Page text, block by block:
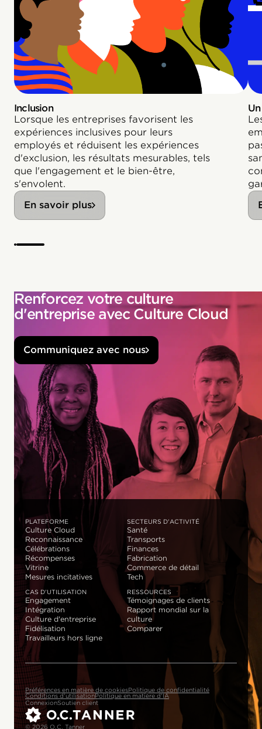
Inclusion
Lorsque les entreprises favorisent les
expériences inclusives pour leurs
employés et réduisent les expériences
d'exclusion, les résultats mesurables, tels
que l'engagement et le bien-être,
s'envolent.
En savoir plus
Renforcez votre culture
d'entreprise avec Culture Cloud
Communiquez avec nous
PLATEFORME
Culture Cloud
Reconnaissance
Célébrations
Récompenses
Vitrine
Mesures incitatives
SECTEURS D'ACTIVITÉ
Santé
Transports
Finances
Fabrication
Commerce de détail
Tech
CAS D'UTILISATION
Engagement
Intégration
Culture d'entreprise
Fidélisation
Travailleurs hors ligne
RESSOURCES
Témoignages de clients
Rapport mondial sur la
culture
Comparer
Préférences en matière de cookiesPolitique de confidentialité
Conditions d'utilisationPolitique en matière d'IA
ConnexionSoutien client
© 2026 O.C. Tanner